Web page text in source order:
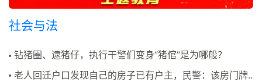
社会与法
钻猪圈、逮猪仔，执行干警们变身“猪倌”是为哪般？
老人回迁户口发现自己的房子已有户主，民警：该房门牌..